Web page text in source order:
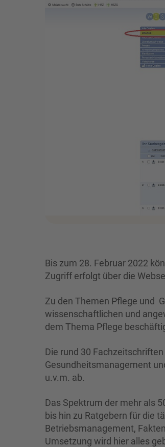
Bis zum 28. Februar 2022
Zugriff erfolgt über die
Zu den Themen Pflege und
wissenschaftlichen und
dem Thema Pflege
Die rund 30
Gesundheitsmanagement
u.v.m. ab.
Das Spektrum der mehr als
bis hin zu Ratgebern für die
Betriebsmanagement,
Umsetzung wird hier alles